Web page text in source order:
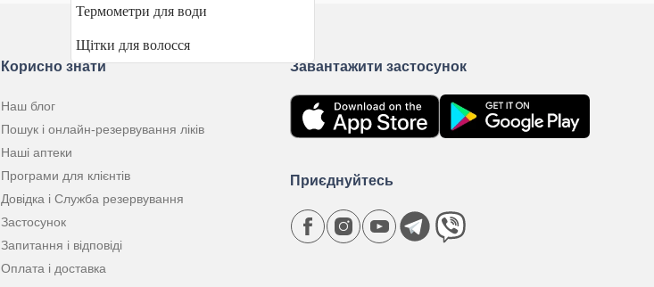
Термометри для води
Щітки для волосся
Корисно знати
Наш блог
Пошук і онлайн-резервування ліків
Наші аптеки
Програми для клієнтів
Довідка і Служба резервування
Застосунок
Запитання і відповіді
Оплата і доставка
Завантажити застосунок
Приєднуйтесь